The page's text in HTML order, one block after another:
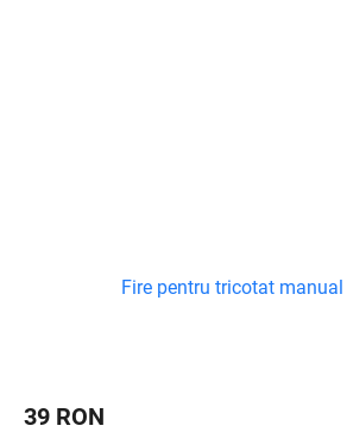
Fire pentru tricotat
39 RON